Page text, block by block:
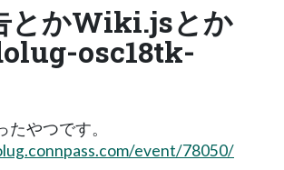
とかWiki.jsとか
osc18tk-
たやつです。
event/78050/